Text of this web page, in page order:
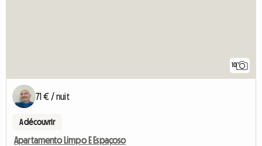
10
71 € / nuit
A découvrir
Apartamento Limpo E Espaçoso